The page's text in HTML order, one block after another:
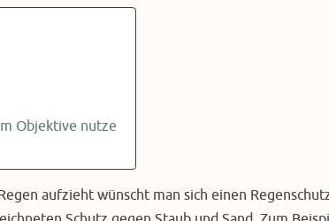
Objektive nutze
aufzieht wünscht man sich einen